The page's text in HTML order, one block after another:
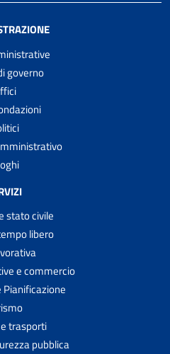
governo
stato civile
libero
e commercio
trasporti
pubblica